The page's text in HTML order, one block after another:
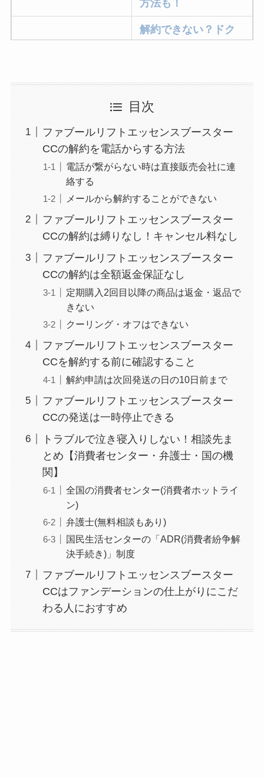
方法も！
解約できない？ドク
解約方法まとめ！契
どうなる？
レミノの解約方法ま
ベストタイミングを
詳しく解説！
ユンス美容液の解約
まとめ！電話が繋が
らない時の裏ワザ
なにわサプリ
Sivorune(シボルネ)
電話以外に手続きす
る方法ある？
ニューZの解約まと
め！電話が繋がらな
い時の裏ワザ
解約できない？バロ
する方法を完全攻略
目次
ファブールリフトエッセンスブースター
CCの解約を電話からする方法
電話が繋がらない時は直接販売会社に連
絡する
メールから解約することができない
ファブールリフトエッセンスブースター
CCの解約は縛りなし！キャンセル料なし
ファブールリフトエッセンスブースター
CCの解約は全額返金保証なし
定期購入2回目以降の商品は返金・返品で
きない
クーリング・オフはできない
ファブールリフトエッセンスブースター
CCを解約する前に確認すること
解約申請は次回発送の日の10日前まで
ファブールリフトエッセンスブースター
CCの発送は一時停止できる
トラブルで泣き寝入りしない！相談先ま
とめ【消費者センター・弁護士・国の機
関】
全国の消費者センター(消費者ホットライ
ン)
弁護士(無料相談もあり)
国民生活センターの「ADR(消費者紛争解
決手続き)」制度
ファブールリフトエッセンスブースター
CCはファンデーションの仕上がりにこだ
わる人におすすめ